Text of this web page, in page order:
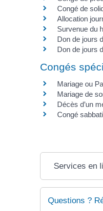
Congé de
Allocation
Survenue du
Don de jours
Don de jours
Congés
Mariage ou
Mariage de
Décès d’un
Congé
Services en
Questions ?